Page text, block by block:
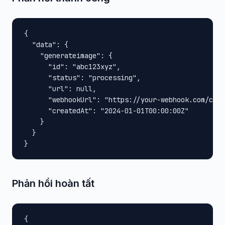
{
  "data": {
    "generateimage": {
      "id": "abc123xyz",
      "status": "processing",
      "url": null,
"webhookUrl": "https://your-webhook.com/
      "createdAt": "2024-01-01T00:00:00Z"
    }
  }
}
Phản hồi hoàn tất
{